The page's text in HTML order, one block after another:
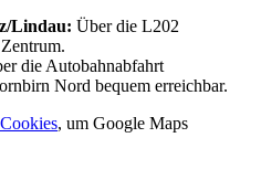
Lindau: Über die L202
die Autobahnabfahrt
Nord bequem erreichbar.
, um Google Maps